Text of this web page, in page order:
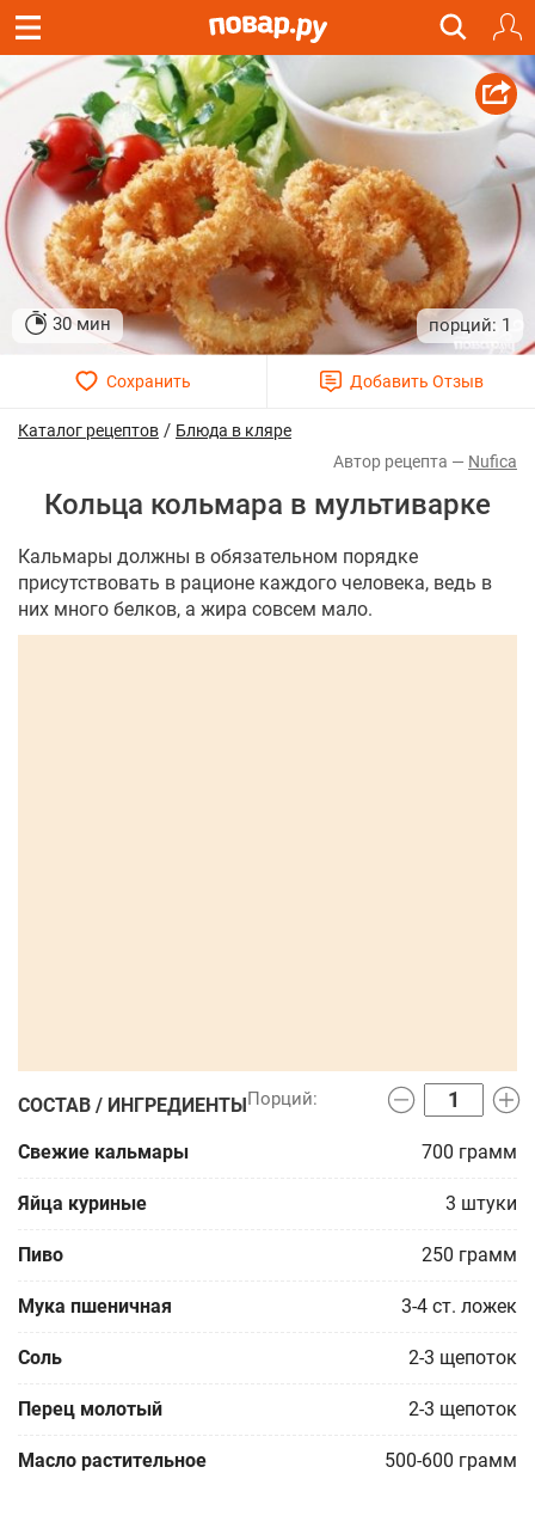
30 мин 1
Каталог рецептов / Блюда в кляре
Nufica
Кольца кольмара в мультиварке
Кальмары должны в обязательном порядке
присутствовать в рационе каждого человека, ведь в
них много белков, а жира совсем мало.
СОСТАВ / ИНГРЕДИЕНТЫ
Свежие кальмары 700 грамм
Яйца куриные 3 штуки
Пиво 250 грамм
Мука пшеничная 3-4 ст. ложек
Соль 2-3 щепоток
Перец молотый 2-3 щепоток
Масло растительное 500-600 грамм